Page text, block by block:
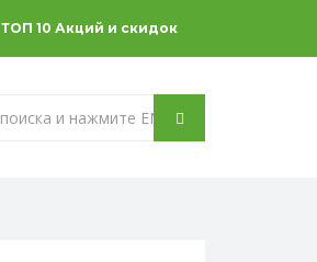
ТОП 10 Акций и скидок